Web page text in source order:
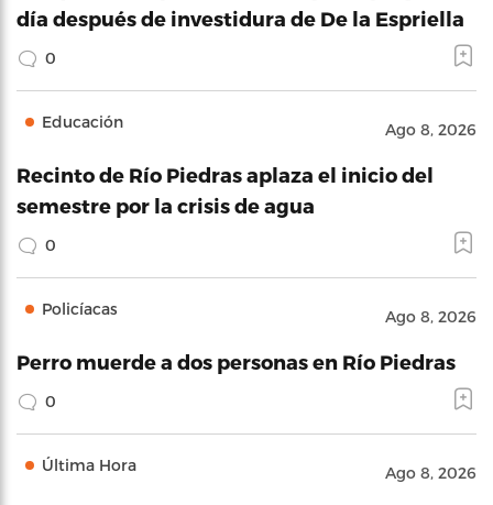
día después de investidura de De la Espriella
0
Educación Ago 8, 2026
Recinto de Río Piedras aplaza el inicio del
semestre por la crisis de agua
0
Policíacas Ago 8, 2026
Perro muerde a dos personas en Río Piedras
0
Última Hora Ago 8, 2026